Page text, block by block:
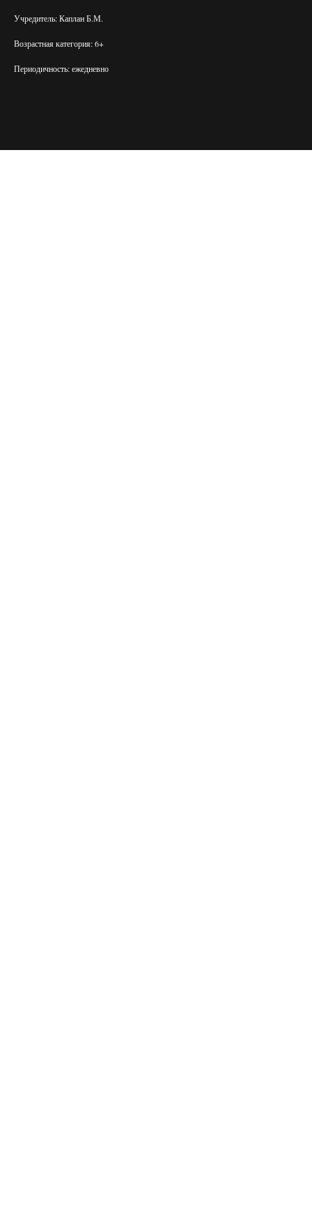
Учредитель: Каплан Б.М.
Возрастная категория: 6+
Периодичность: ежедневно